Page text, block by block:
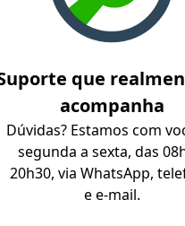
que
acompanha
Dúvidas? Estamos com
segunda a sexta, das
20h30, via WhatsApp,
e e-mail.